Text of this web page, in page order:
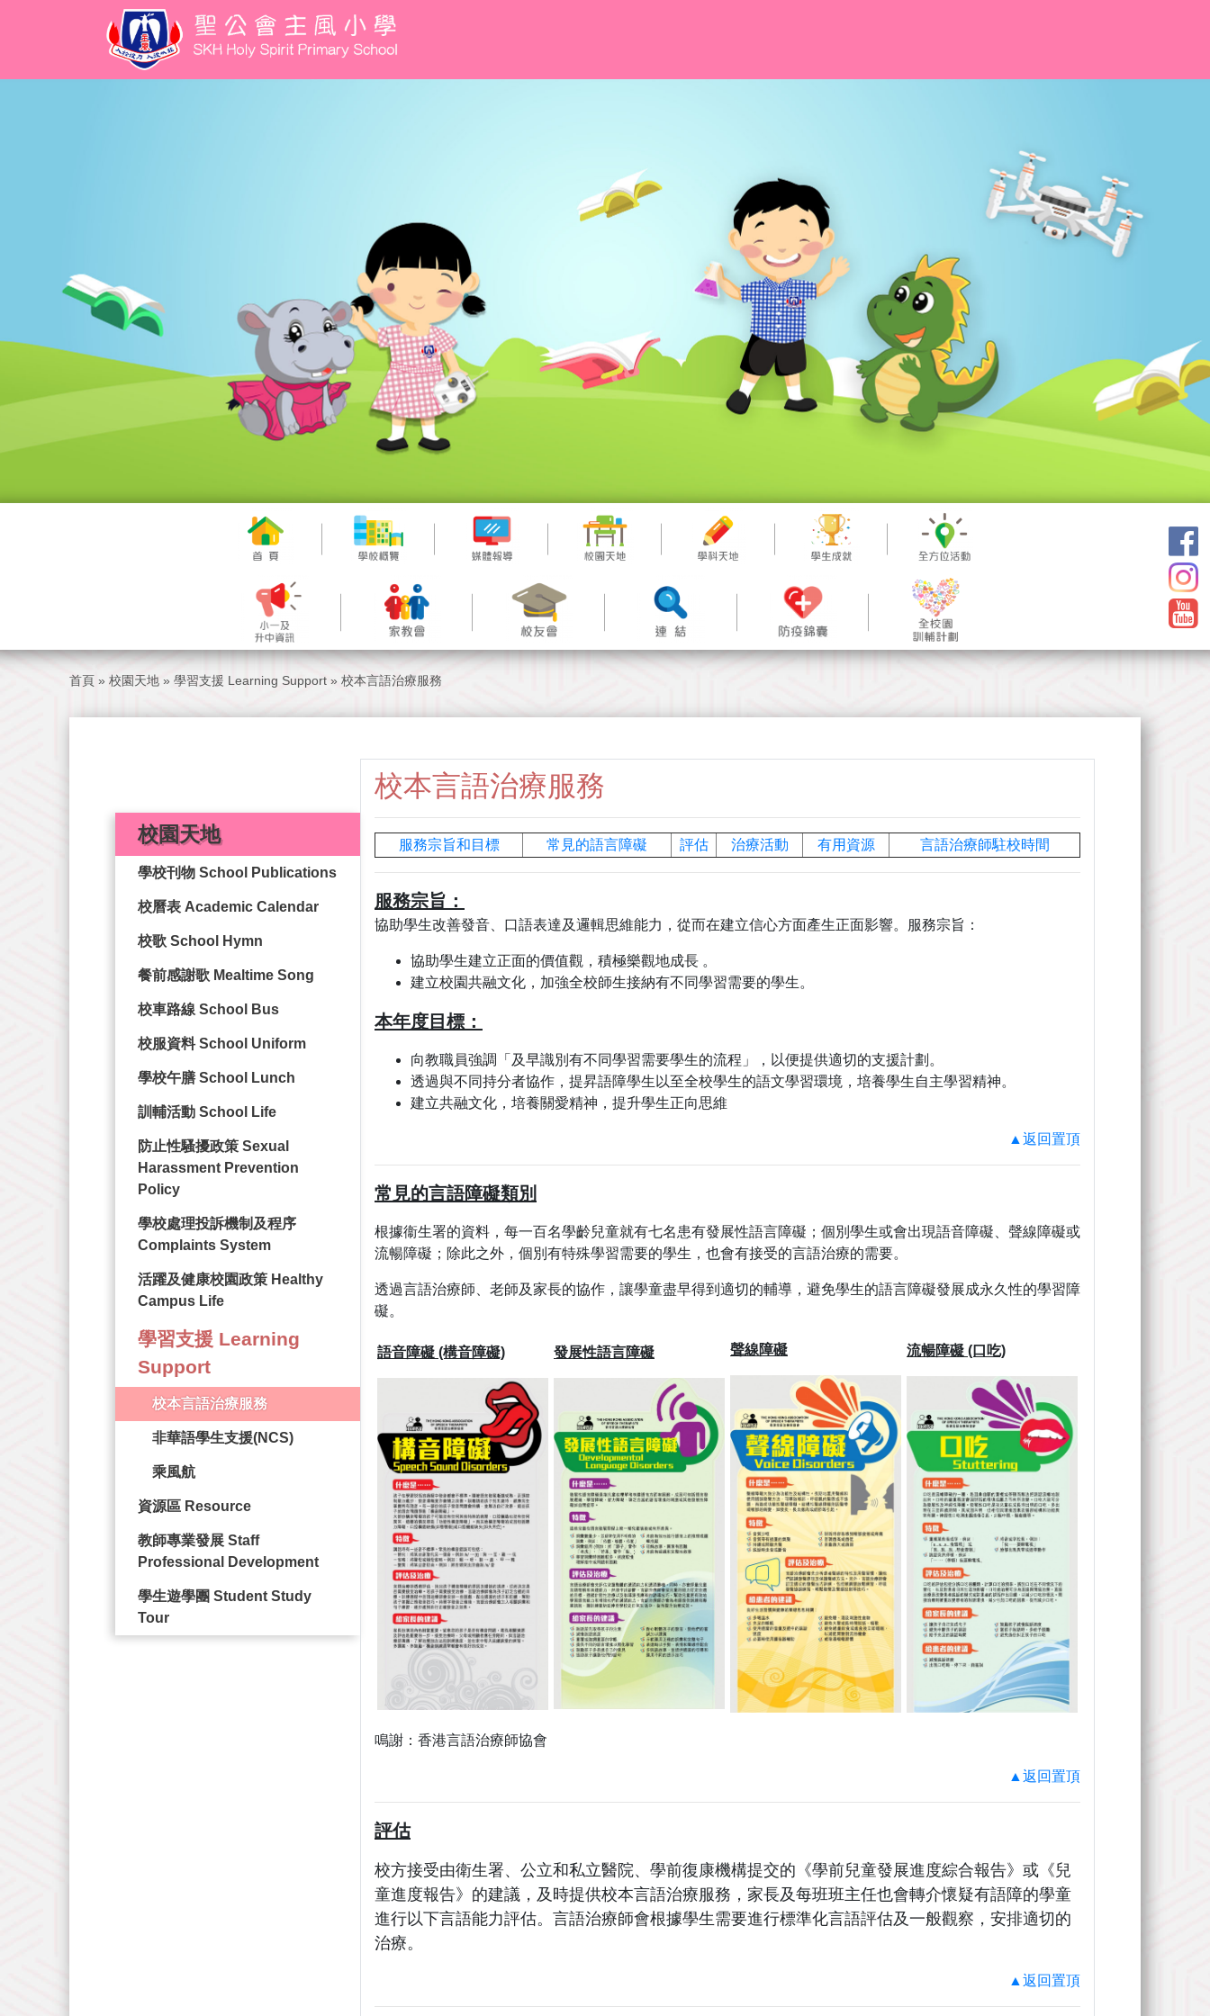
首頁 » 校園天地 » 學習支援 Learning Support » 校本言語治療服務
校園天地
學校刊物 School Publications
校曆表 Academic Calendar
校歌 School Hymn
餐前感謝歌 Mealtime Song
校車路線 School Bus
校服資料 School Uniform
學校午膳 School Lunch
訓輔活動 School Life
防止性騷擾政策 Sexual
Harassment Prevention
Policy
學校處理投訴機制及程序
Complaints System
活躍及健康校園政策 Healthy
Campus Life
學習支援 Learning
Support
校本言語治療服務
非華語學生支援(NCS)
乘風航
資源區 Resource
教師專業發展 Staff
Professional Development
學生遊學團 Student Study
Tour
校本言語治療服務
服務宗旨和目標 常見的語言障礙 評估 治療活動 有用資源 言語治療師駐校時間
服務宗旨：
協助學生改善發音、口語表達及邏輯思維能力，從而在建立信心方面產生正面影響。服務宗旨：
協助學生建立正面的價值觀，積極樂觀地成長 。
建立校園共融文化，加強全校師生接納有不同學習需要的學生。
本年度目標：
向教職員強調「及早識別有不同學習需要學生的流程」，以便提供適切的支援計劃。
透過與不同持分者協作，提昇語障學生以至全校學生的語文學習環境，培養學生自主學習精神。
建立共融文化，培養關愛精神，提升學生正向思維
▲返回置頂
常見的言語障礙類別
根據衞生署的資料，每一百名學齡兒童就有七名患有發展性語言障礙；個別學生或會出現語音障礙、聲線障礙或
流暢障礙；除此之外，個別有特殊學習需要的學生，也會有接受的言語治療的需要。
透過言語治療師、老師及家長的協作，讓學童盡早得到適切的輔導，避免學生的語言障礙發展成永久性的學習障
礙。
語音障礙 (構音障礙) 發展性語言障礙 聲線障礙 流暢障礙 (口吃)
鳴謝：香港言語治療師協會
▲返回置頂
評估
校方接受由衛生署、公立和私立醫院、學前復康機構提交的《學前兒童發展進度綜合報告》或《兒
童進度報告》的建議，及時提供校本言語治療服務，家長及每班班主任也會轉介懷疑有語障的學童
進行以下言語能力評估。言語治療師會根據學生需要進行標準化言語評估及一般觀察，安排適切的
治療。
▲返回置頂